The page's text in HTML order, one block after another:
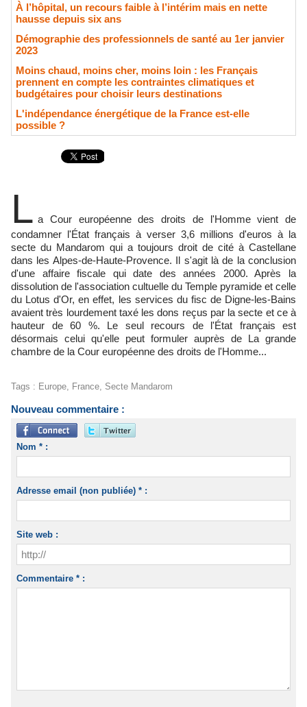
À l’hôpital, un recours faible à l’intérim mais en nette
hausse depuis six ans
Démographie des professionnels de santé au 1er janvier
2023
Moins chaud, moins cher, moins loin : les Français
prennent en compte les contraintes climatiques et
budgétaires pour choisir leurs destinations
L'indépendance énergétique de la France est-elle
possible ?
L a Cour européenne des droits de l'Homme vient de
condamner l'État français à verser 3,6 millions d'euros à la
secte du Mandarom qui a toujours droit de cité à Castellane
dans les Alpes-de-Haute-Provence. Il s'agit là de la conclusion
d'une affaire fiscale qui date des années 2000. Après la
dissolution de l'association cultuelle du Temple pyramide et celle
du Lotus d'Or, en effet, les services du fisc de Digne-les-Bains
avaient très lourdement taxé les dons reçus par la secte et ce à
hauteur de 60 %. Le seul recours de l'État français est
désormais celui qu'elle peut formuler auprès de La grande
chambre de la Cour européenne des droits de l'Homme...
Tags : Europe France Secte Mandarom
Nouveau commentaire :
Nom * :
Adresse email (non publiée) * :
Site web :
Commentaire * :